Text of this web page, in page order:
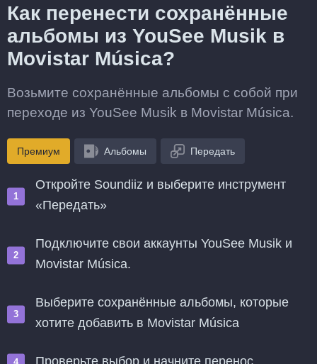
Как перенести сохранённые
альбомы из YouSee Musik в
Movistar Música?
Возьмите сохранённые альбомы с собой при
переходе из YouSee Musik в Movistar Música.
Премиум Альбомы Передать
Откройте Soundiiz и выберите инструмент
«Передать»
Подключите свои аккаунты YouSee Musik и
Movistar Música.
Выберите сохранённые альбомы, которые
хотите добавить в Movistar Música
Проверьте выбор и начните перенос